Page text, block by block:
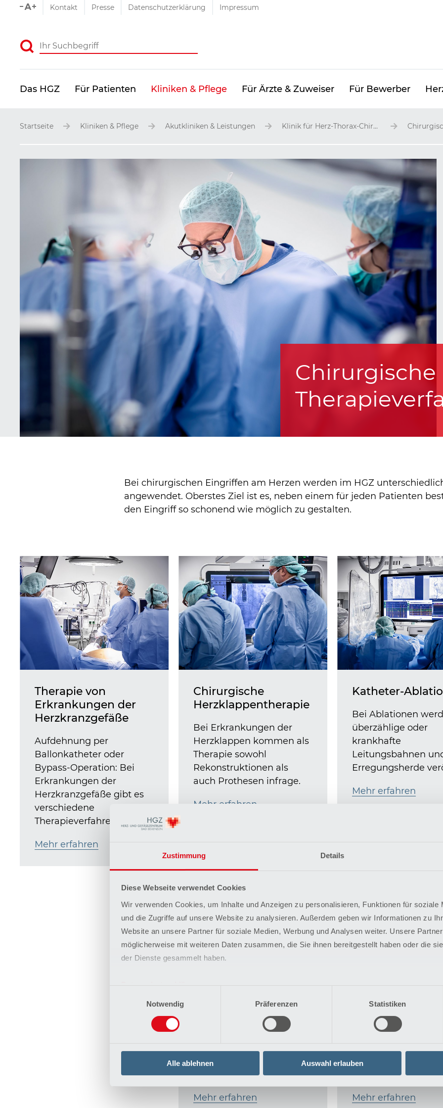
Zustimmung Details
Diese Webseite verwendet Cookies
Wir verwenden Cookies, um Inhalte und Anzeigen zu personalisieren, Funktionen für soziale
und die Zugriffe auf unsere Website zu analysieren. Außerdem geben wir Informationen zu
Website an unsere Partner für soziale Medien, Werbung und Analysen weiter. Unsere
möglicherweise mit weiteren Daten zusammen, die Sie ihnen bereitgestellt haben oder die
der Dienste gesammelt haben.
Notwendig
Präferenzen Statistiken
Alle ablehnen Auswahl erlauben
Schriftgrößen-Einstellung
Kontakt Presse Datenschutzerklärung Impressum
Absenden
Das HGZ Für Patienten Kliniken & Pflege Für Ärzte & Zuweiser Für Bewerber
Startseite Kliniken & Pflege Akutkliniken & Leistungen Klinik für Herz-Thorax-Chirurgie
Chirurgische
Bei chirurgischen Eingriffen am Herzen werden im HGZ
angewendet. Oberstes Ziel ist es, neben einem für jeden Patienten
den Eingriff so schonend wie möglich zu gestalten.
Therapie von
Erkrankungen der
Herzkranzgefäße
Aufdehnung per
Ballonkatheter oder
Bypass-Operation: Bei
Erkrankungen der
Herzkranzgefäße gibt es
verschiedene
Therapieverfahren.
Mehr erfahren
Chirurgische
Herzklappentherapie
Bei Erkrankungen der
Herzklappen kommen als
Therapie sowohl
Rekonstruktionen als
auch Prothesen infrage.
Mehr erfahren
Katheter-
Bei Ablationen
überzählige oder
krankhafte
Leitungsbahnen
Erregungsherde
Mehr erfahren
Herzinsuffizienz gibt
verschiedene
maßgeschneiderte
Begleiterkrankungen
berücksichtigen.
Mehr erfahren
Operationsbedürftige
Erkrankungen der
Hauptschlagader (Aorta)
den Einsatz von Prothesen
therapiert.
Mehr erfahren